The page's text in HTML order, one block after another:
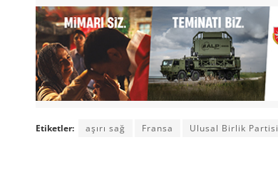
Etiketler: aşırı sağ Fransa Ulusal Birlik Partisi